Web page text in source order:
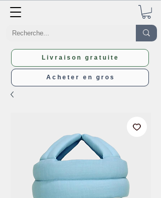
Livraison gratuite
Acheter en gros